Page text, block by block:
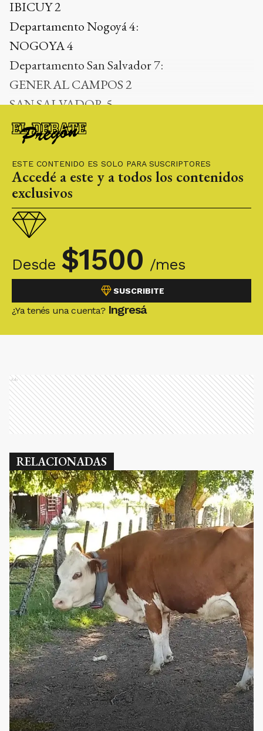
ESTE CONTENIDO ES SOLO PARA SUSCRIPTORES
Accedé a este y a todos los contenidos
exclusivos
Desde $1500 /mes
SUSCRIBITE
¿Ya tenés una cuenta? Ingresá
IBICUY 2
Departamento Nogoyá 4:
NOGOYA 4
Departamento San Salvador 7:
GENERAL CAMPOS 2
SAN SALVADOR 5
De ese modo, en la provincia son 54.960 los
casos confirmados.
Ads
RELACIONADAS